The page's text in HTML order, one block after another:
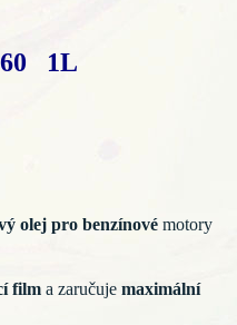
60 1L
olej pro benzínovémotory
filma zaručujemaximální